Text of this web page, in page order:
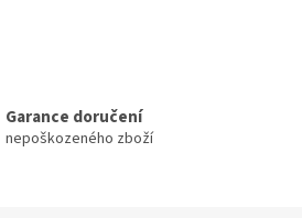
Garance doručení
nepoškozeného zboží